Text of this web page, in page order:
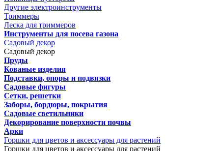
Другие электроинструменты
Триммеры
Леска для триммеров
Инструменты для посева газона
Садовый декор
Садовый декор
Пруды
Кованые изделия
Подставки, опоры и подвязки
Садовые фигуры
Сетки, решетки
Заборы, бордюры, покрытия
Садовые светильники
Декорирование поверхности почвы
Арки
Горшки для цветов и аксессуары для растений
Горшки для цветов и аксессуары для растений